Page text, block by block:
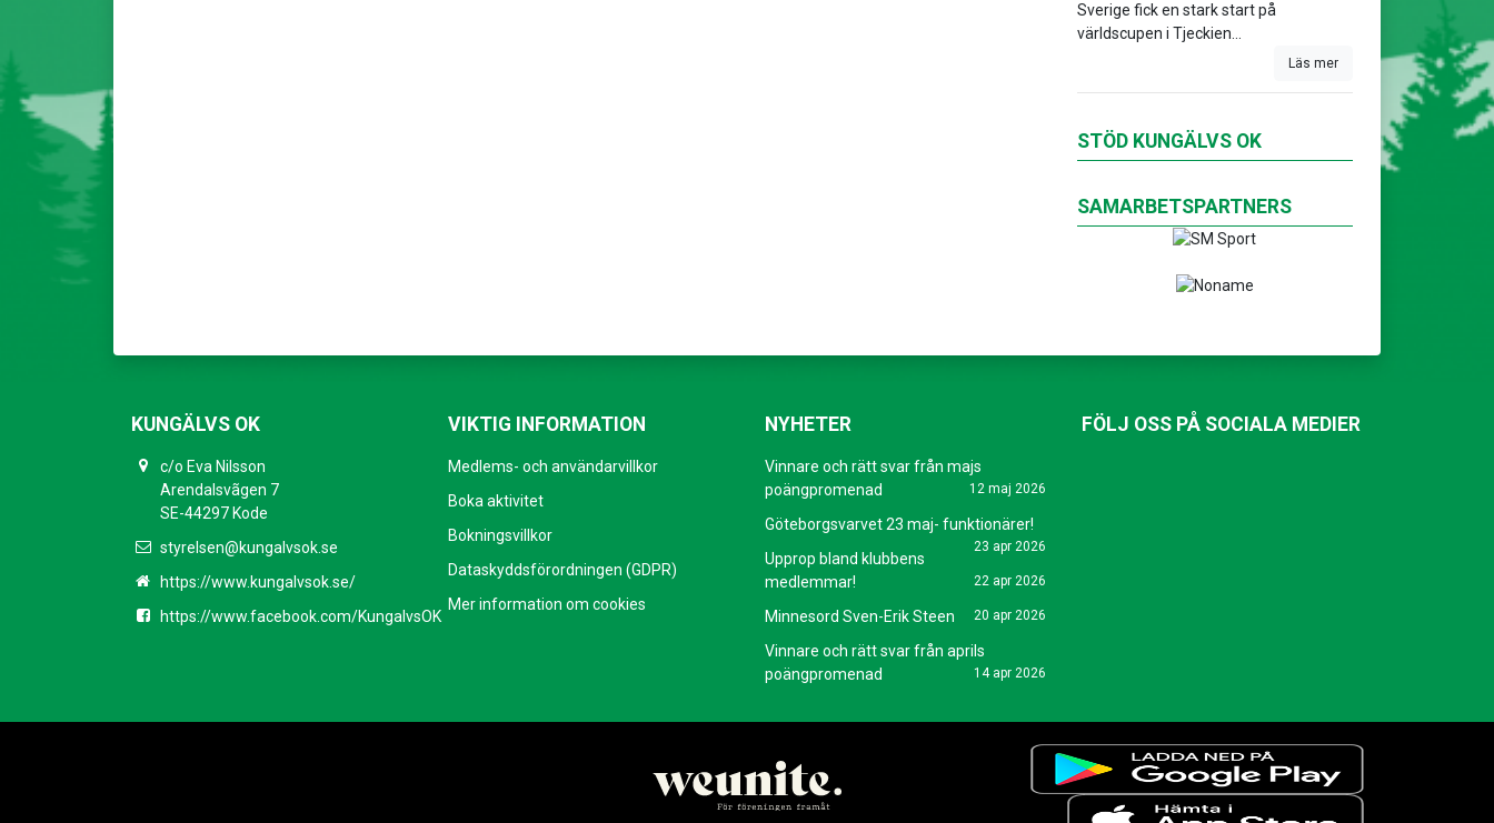
Sverige fick en stark start på
världscupen i Tjeckien...
Läs mer
STÖD KUNGÄLVS OK
SAMARBETSPARTNERS
KUNGÄLVS OK
c/o Eva Nilsson
Arendalsvãgen 7
SE-44297 Kode
styrelsen@kungalvsok.se
https://www.kungalvsok.se/
https://www.facebook.com/KungalvsOK
VIKTIG INFORMATION
Medlems- och användarvillkor
Boka aktivitet
Bokningsvillkor
Dataskyddsförordningen (GDPR)
Mer information om cookies
NYHETER
Vinnare och rätt svar från majs
poängpromenad
12 maj 2026
Göteborgsvarvet 23 maj- funktionärer!
23 apr 2026
Upprop bland klubbens
medlemmar!
22 apr 2026
Minnesord Sven-Erik Steen 20 apr 2026
Vinnare och rätt svar från aprils
poängpromenad
14 apr 2026
FÖLJ OSS PÅ SOCIALA MEDIER